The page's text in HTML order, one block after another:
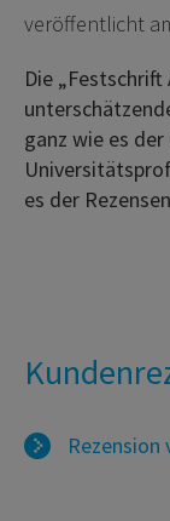
veröffentlicht
Die
ganz wie es
es der
Rezension